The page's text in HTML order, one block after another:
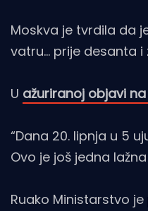
Moskva je tvrdila da
vatru… prije desanta i
U ažuriranoj objavi
“Dana 20. lipnja u 5
Ovo je još jedna
Ruako Ministarstvo